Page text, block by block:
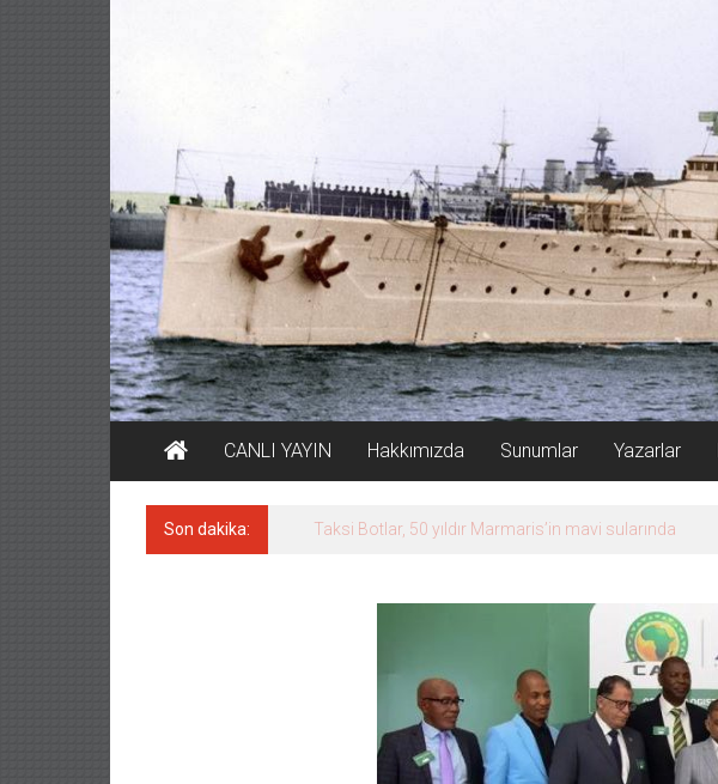
CANLI YAYIN Hakkımızda Sunumlar Yazarlar
Son dakika: TÜRKLİM Başkanı Hamdi Erçelik’ten ‘Çözüm Anahtarı’